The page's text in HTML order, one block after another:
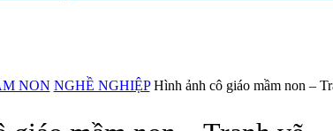
NON NGHỀ NGHIỆP Hình ảnh cô giáo mầm non –